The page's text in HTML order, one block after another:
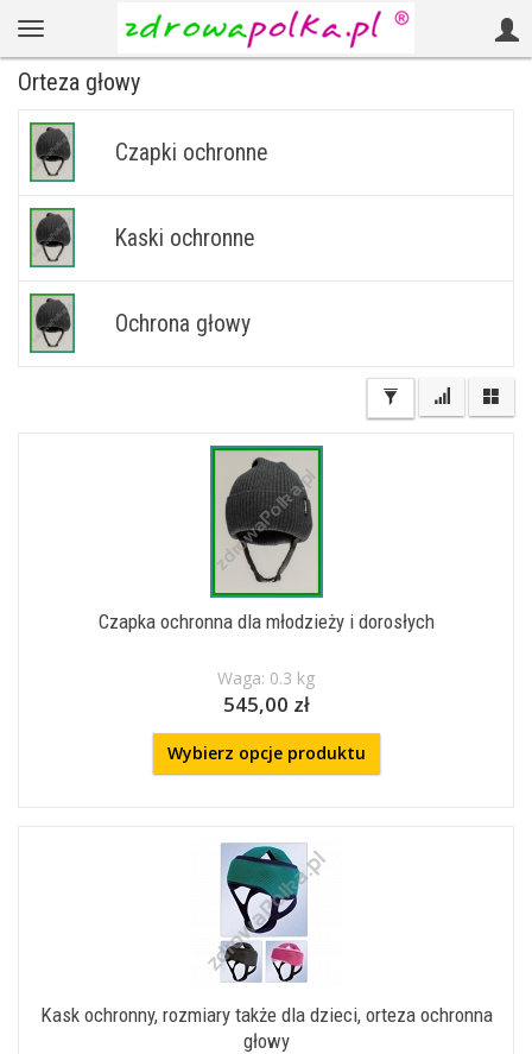
Orteza głowy
Czapki ochronne
Kaski ochronne
Ochrona głowy
Czapka ochronna dla młodzieży i dorosłych
Waga: 0.3 kg
545,00 zł
Wybierz opcje produktu
Kask ochronny, rozmiary także dla dzieci, orteza ochronna
głowy